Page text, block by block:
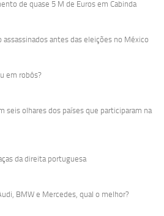
de quase 5 M de Euros em Cabinda
antes das eleições no México
em robôs?
seis olhares dos países que participaram na
da direita portuguesa
BMW e Mercedes, qual o melhor?